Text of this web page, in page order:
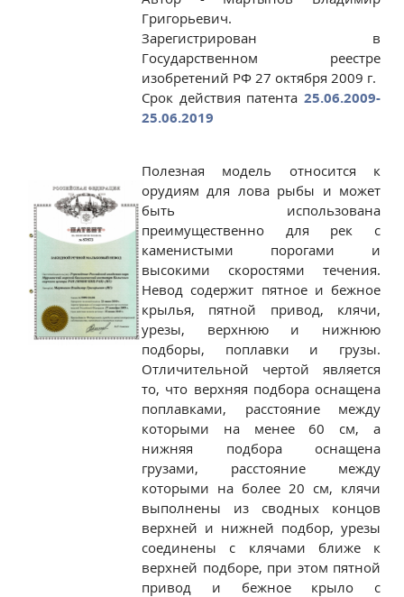
Григорьевич.
Зарегистрирован в
Государственном реестре
изобретений РФ 27 октября 2009 г.
Срок действия патента 25.06.2009-
25.06.2019
Полезная модель относится к
орудиям для лова рыбы и может
быть использована
преимущественно для рек с
каменистыми порогами и
высокими скоростями течения.
Невод содержит пятное и бежное
крылья, пятной привод, клячи,
урезы, верхнюю и нижнюю
подборы, поплавки и грузы.
Отличительной чертой является
то, что верхняя подбора оснащена
поплавками, расстояние между
которыми на менее 60 см, а
нижняя подбора оснащена
грузами, расстояние между
которыми на более 20 см, клячи
выполнены из сводных концов
верхней и нижней подбор, урезы
соединены с клячами ближе к
верхней подборе, при этом пятной
привод и бежное крыло с